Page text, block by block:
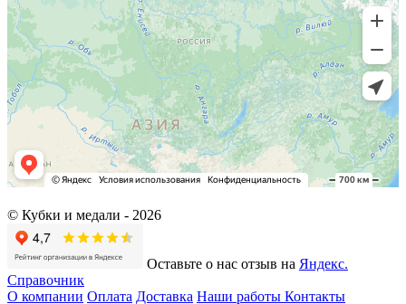
© Кубки и медали - 2026
Оставьте о нас отзыв на Яндекс.
Справочник
О компании Оплата Доставка Наши работы Контакты